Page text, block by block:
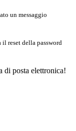
un messaggio
reset della password
di posta elettronica!